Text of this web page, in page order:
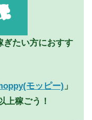
ぎたい方におすす
モッピー) 」
上稼ごう！